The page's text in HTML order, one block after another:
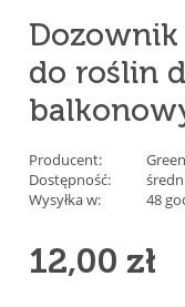
do roślin
Producent:
Dostępność:
Wysyłka w:
48
12,00 zł